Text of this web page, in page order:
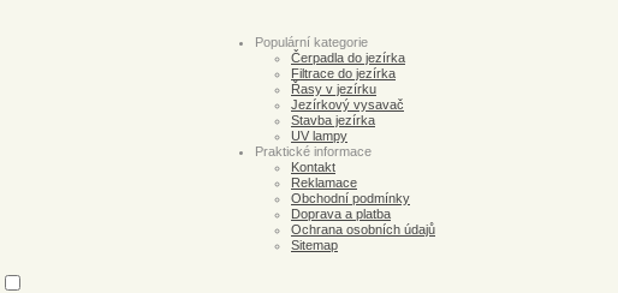
Populární kategorie
Čerpadla do jezírka
Filtrace do jezírka
Řasy v jezírku
Jezírkový vysavač
Stavba jezírka
UV lampy
Praktické informace
Kontakt
Reklamace
Obchodní podmínky
Doprava a platba
Ochrana osobních údajů
Sitemap